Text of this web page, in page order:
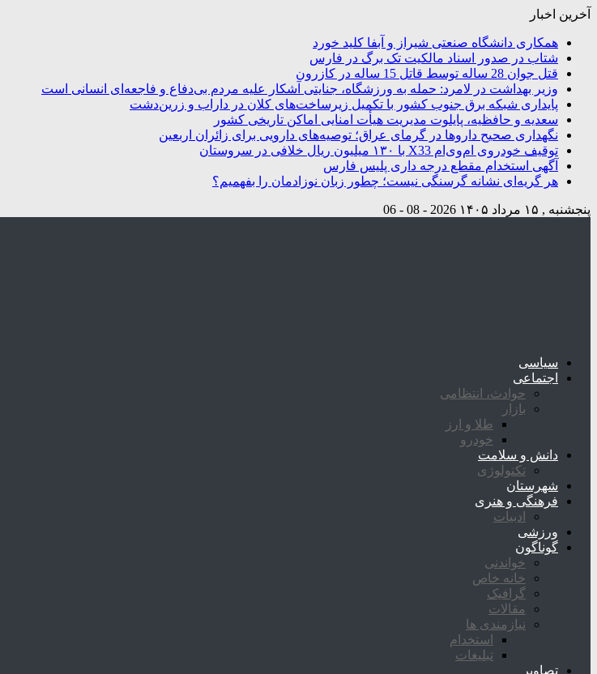
آخرین اخبار
همکاری دانشگاه صنعتی شیراز و آبفا کلید خورد
شتاب در صدور اسناد مالکیت تک برگ در فارس
قتل جوان 28 ساله توسط قاتل 15 ساله در کازرون
وزیر بهداشت در لامرد: حمله به ورزشگاه، جنایتی آشکار علیه مردم بی‌دفاع و فاجعه‌ای انسانی است
پایداری شبکه برق جنوب کشور با تکمیل زیرساخت‌های کلان در داراب و زرین‌دشت
سعدیه و حافظیه، پایلوت مدیریت هیأت امنایی اماکن تاریخی کشور
نگهداری صحیح داروها در گرمای عراق؛ توصیه‌های دارویی برای زائران اربعین
توقیف خودروی ام‌وی‌ام X33 با ۱۳۰ میلیون ریال خلافی در سروستان
آگهی استخدام مقطع درجه داری پلیس فارس
هر گریه‌ای نشانه گرسنگی نیست؛ چطور زبان نوزادمان را بفهمیم؟
پنجشنبه , ۱۵ مرداد ۱۴۰۵ 2026 - 08 - 06
سیاسی
اجتماعی
حوادث، انتظامی
بازار
طلا و ارز
خودرو
دانش و سلامت
تکنولوژی
شهرستان
فرهنگی و هنری
ادبیات
ورزشی
گوناگون
خواندنی
خانه خاص
گرافیک
مقالات
نیازمندی ها
استخدام
تبلیغات
تصاویر